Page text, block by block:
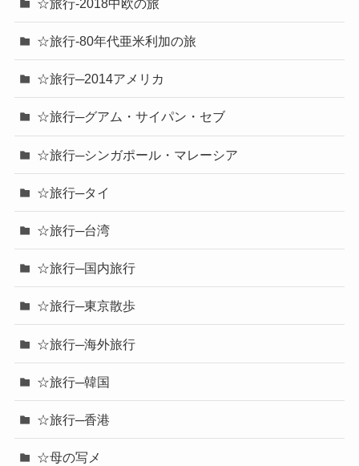
☆旅行-2018中欧の旅
☆旅行-80年代亜米利加の旅
☆旅行─2014アメリカ
☆旅行─グアム・サイパン・セブ
☆旅行─シンガポール・マレーシア
☆旅行─タイ
☆旅行─台湾
☆旅行─国内旅行
☆旅行─東京散歩
☆旅行─海外旅行
☆旅行─韓国
☆旅行─香港
☆母の写メ